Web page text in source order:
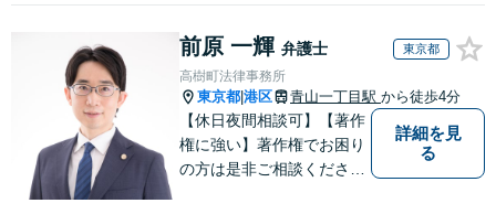
前原 一輝 弁護士 東京都
高樹町法律事務所
東京都 港区 青山一丁目駅 から徒歩4分
【休日夜間相談可】【著作
権に強い】著作権でお困り
の方は是非ご相談くださ
詳細を見
る